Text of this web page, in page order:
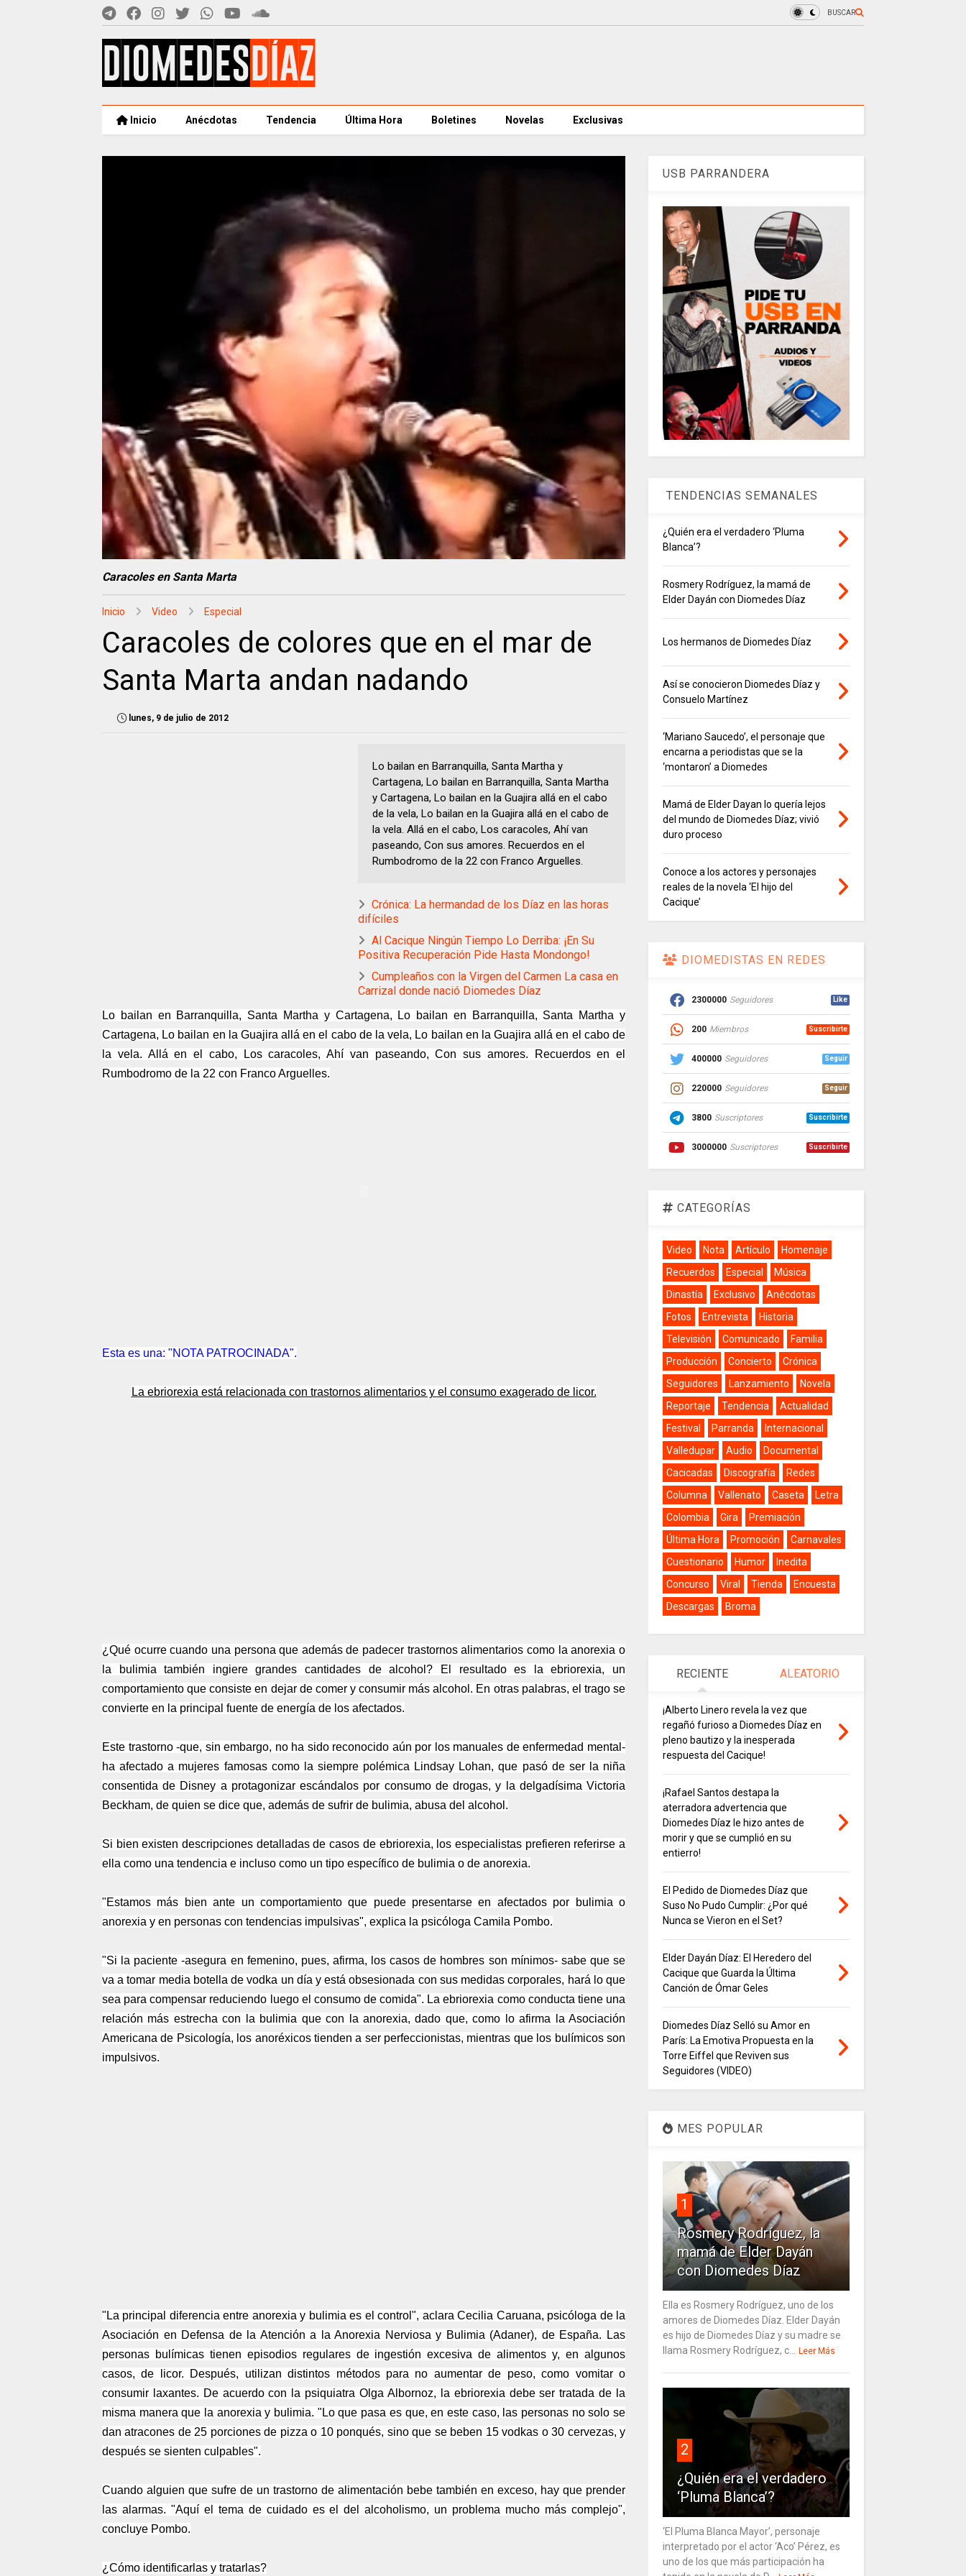
BUSCAR
Inicio Anécdotas Tendencia Última Hora Boletines Novelas Exclusivas
Caracoles en Santa Marta
Inicio Video Especial
Caracoles de colores que en el mar de
Santa Marta andan nadando
lunes, 9 de julio de 2012
Lo bailan en Barranquilla, Santa Martha y
Cartagena, Lo bailan en Barranquilla, Santa Martha
y Cartagena, Lo bailan en la Guajira allá en el cabo
de la vela, Lo bailan en la Guajira allá en el cabo de
la vela. Allá en el cabo, Los caracoles, Ahí van
paseando, Con sus amores. Recuerdos en el
Rumbodromo de la 22 con Franco Arguelles.
Crónica: La hermandad de los Díaz en las horas
difíciles
Al Cacique Ningún Tiempo Lo Derriba: ¡En Su
Positiva Recuperación Pide Hasta Mondongo!
Cumpleaños con la Virgen del Carmen La casa en
Carrizal donde nació Diomedes Díaz
Lo bailan en Barranquilla, Santa Martha y Cartagena, Lo bailan en Barranquilla, Santa Martha y
Cartagena, Lo bailan en la Guajira allá en el cabo de la vela, Lo bailan en la Guajira allá en el cabo de
la vela. Allá en el cabo, Los caracoles, Ahí van paseando, Con sus amores. Recuerdos en el
Rumbodromo de la 22 con Franco Arguelles.
Esta es una: "NOTA PATROCINADA".
La ebriorexia está relacionada con trastornos alimentarios y el consumo exagerado de licor.
¿Qué ocurre cuando una persona que además de padecer trastornos alimentarios como la anorexia o
la bulimia también ingiere grandes cantidades de alcohol? El resultado es la ebriorexia, un
comportamiento que consiste en dejar de comer y consumir más alcohol. En otras palabras, el trago se
convierte en la principal fuente de energía de los afectados.
Este trastorno -que, sin embargo, no ha sido reconocido aún por los manuales de enfermedad mental-
ha afectado a mujeres famosas como la siempre polémica Lindsay Lohan, que pasó de ser la niña
consentida de Disney a protagonizar escándalos por consumo de drogas, y la delgadísima Victoria
Beckham, de quien se dice que, además de sufrir de bulimia, abusa del alcohol.
Si bien existen descripciones detalladas de casos de ebriorexia, los especialistas prefieren referirse a
ella como una tendencia e incluso como un tipo específico de bulimia o de anorexia.
"Estamos más bien ante un comportamiento que puede presentarse en afectados por bulimia o
anorexia y en personas con tendencias impulsivas", explica la psicóloga Camila Pombo.
"Si la paciente -asegura en femenino, pues, afirma, los casos de hombres son mínimos- sabe que se
va a tomar media botella de vodka un día y está obsesionada con sus medidas corporales, hará lo que
sea para compensar reduciendo luego el consumo de comida". La ebriorexia como conducta tiene una
relación más estrecha con la bulimia que con la anorexia, dado que, como lo afirma la Asociación
Americana de Psicología, los anoréxicos tienden a ser perfeccionistas, mientras que los bulímicos son
impulsivos.
"La principal diferencia entre anorexia y bulimia es el control", aclara Cecilia Caruana, psicóloga de la
Asociación en Defensa de la Atención a la Anorexia Nerviosa y Bulimia (Adaner), de España. Las
personas bulímicas tienen episodios regulares de ingestión excesiva de alimentos y, en algunos
casos, de licor. Después, utilizan distintos métodos para no aumentar de peso, como vomitar o
consumir laxantes. De acuerdo con la psiquiatra Olga Albornoz, la ebriorexia debe ser tratada de la
misma manera que la anorexia y bulimia. "Lo que pasa es que, en este caso, las personas no solo se
dan atracones de 25 porciones de pizza o 10 ponqués, sino que se beben 15 vodkas o 30 cervezas, y
después se sienten culpables".
Cuando alguien que sufre de un trastorno de alimentación bebe también en exceso, hay que prender
las alarmas. "Aquí el tema de cuidado es el del alcoholismo, un problema mucho más complejo",
concluye Pombo.
¿Cómo identificarlas y tratarlas?
USB PARRANDERA
TENDENCIAS SEMANALES
¿Quién era el verdadero ‘Pluma
Blanca’?
Rosmery Rodríguez, la mamá de
Elder Dayán con Diomedes Díaz
Los hermanos de Diomedes Díaz
Así se conocieron Diomedes Díaz y
Consuelo Martínez
‘Mariano Saucedo’, el personaje que
encarna a periodistas que se la
‘montaron’ a Diomedes
Mamá de Elder Dayan lo quería lejos
del mundo de Diomedes Díaz; vivió
duro proceso
Conoce a los actores y personajes
reales de la novela ‘El hijo del
Cacique’
DIOMEDISTAS EN REDES
2300000 Seguidores Like
200 Miembros Suscribirte
400000 Seguidores Seguir
220000 Seguidores Seguir
3800 Suscriptores Suscribirte
3000000 Suscriptores Suscribirte
CATEGORÍAS
Video Nota Artículo
Homenaje
Recuerdos
Especial
Música
Dinastía
Exclusivo
Anécdotas
Fotos
Entrevista
Historia
Televisión
Comunicado
Familia
Producción
Concierto
Crónica
Seguidores
Lanzamiento
Novela
Reportaje
Tendencia
Actualidad
Festival
Parranda
Internacional
Valledupar
Audio
Documental
Cacicadas
Discografía
Redes
Columna
Vallenato Caseta
Letra
Colombia
Gira
Premiación
Última Hora
Promoción
Carnavales
Cuestionario
Humor
Inedita
Concurso
Viral Tienda
Encuesta
Descargas
Broma
RECIENTE ALEATORIO
¡Alberto Linero revela la vez que
regañó furioso a Diomedes Díaz en
pleno bautizo y la inesperada
respuesta del Cacique!
¡Rafael Santos destapa la
aterradora advertencia que
Diomedes Díaz le hizo antes de
morir y que se cumplió en su
entierro!
El Pedido de Diomedes Díaz que
Suso No Pudo Cumplir: ¿Por qué
Nunca se Vieron en el Set?
Elder Dayán Díaz: El Heredero del
Cacique que Guarda la Última
Canción de Ómar Geles
Diomedes Díaz Selló su Amor en
París: La Emotiva Propuesta en la
Torre Eiffel que Reviven sus
Seguidores (VIDEO)
MES POPULAR
1
Rosmery Rodríguez, la
mamá de Elder Dayán
con Diomedes Díaz
Ella es Rosmery Rodríguez, uno de los
amores de Diomedes Díaz. Elder Dayán
es hijo de Diomedes Díaz y su madre se
llama Rosmery Rodríguez, c... Leer Más
2
¿Quién era el verdadero
‘Pluma Blanca’?
‘El Pluma Blanca Mayor’, personaje
interpretado por el actor ‘Aco’ Pérez, es
uno de los que más participación ha